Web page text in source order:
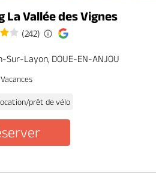
La Vallée des Vignes
(242)
Sur-Layon, DOUE-EN-ANJOU
prêt de vélo